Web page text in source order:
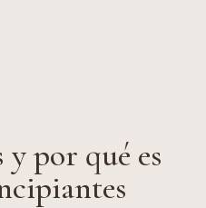
y por qué es